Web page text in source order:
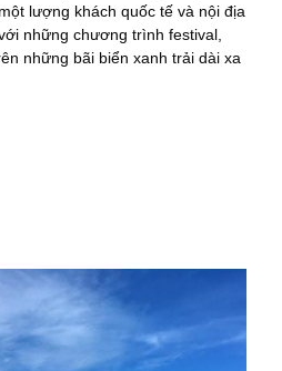
lượng khách quốc tế và nội địa
những chương trình festival,
những bãi biển xanh trải dài xa